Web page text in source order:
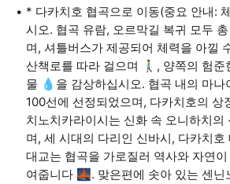
* 다카치호 협곡으로 이동(중요 안내:
시오. 협곡 유람, 오르막길 복귀 모두
며, 셔틀버스가 제공되어 체력을 아낄
산책로를 따라 걸으며 🚶‍♂️, 양쪽의 험
물 💧을 감상하십시오. 협곡 내의 마나
100선에 선정되었으며, 다카치호의
치노치카라이시는 신화 속 오니하치의
며, 세 시대의 다리인 신바시, 다카치호
대교는 협곡을 가로질러 역사와 자연
여줍니다 🌉. 맞은편에 솟아 있는 센닌